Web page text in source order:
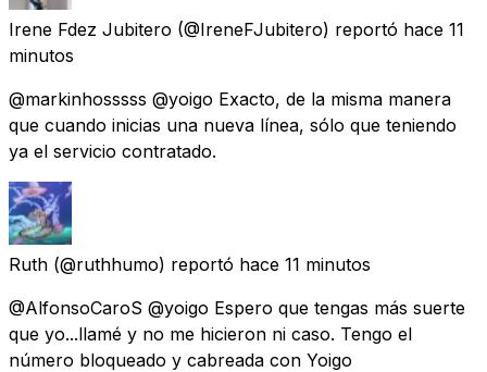
Irene Fdez Jubitero (@IreneFJubitero) reportó hace 11
minutos
@markinhosssss @yoigo Exacto, de la misma manera
que cuando inicias una nueva línea, sólo que teniendo
ya el servicio contratado.
Ruth (@ruthhumo) reportó hace 11 minutos
@AlfonsoCaroS @yoigo Espero que tengas más suerte
que yo...llamé y no me hicieron ni caso. Tengo el
número bloqueado y cabreada con Yoigo